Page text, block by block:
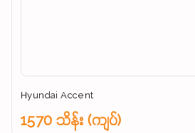
Hyundai Accent
1570 သိန်း (ကျပ်)